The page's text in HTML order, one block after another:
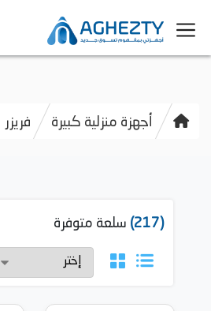
أجهزة منزلية كبيرة فريزر
(217) سلعة متوفرة